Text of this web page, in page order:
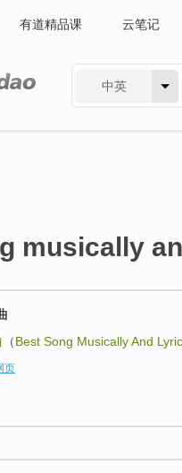
有道精品课 云笔记
中英
musically
（Best Song Musically And
页